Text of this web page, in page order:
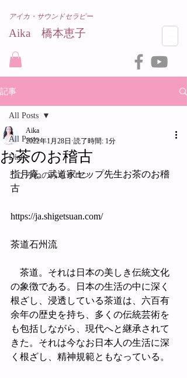
Aika 橋本恵子​
アイカ・サウンドセラピー
記事
All Posts
Diary
こころねのみちサロン
All Posts
お茶のお稽古
Aika
2022年1月28日 読了時間: 1分
指月庵　武道家セップ先生お茶のお稽
古
https://ja.shigetsuan.com/
茶道石州流
茶道。それは日本の美しき伝統文化
の象徴である。日本の生活の中に深く
根ざし、浸透している茶道は、六百有
余年の歴史を持ち、多くの伝統芸術を
も包括しながら、現代へと継承されて
きた。それは今なお日本人の生活に深
く根ざし、精神規範ともなっている。